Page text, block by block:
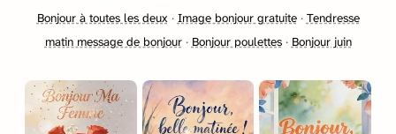
Bonjour à toutes les deux· Image bonjour gratuite· Tendresse
matin message de bonjour· Bonjour poulettes· Bonjour juin